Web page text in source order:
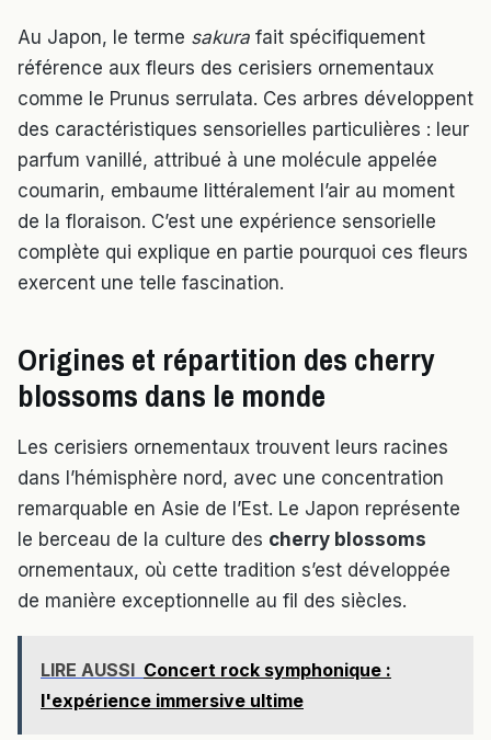
Au Japon, le terme sakura fait spécifiquement
référence aux fleurs des cerisiers ornementaux
comme le Prunus serrulata. Ces arbres développent
des caractéristiques sensorielles particulières : leur
parfum vanillé, attribué à une molécule appelée
coumarin, embaume littéralement l’air au moment
de la floraison. C’est une expérience sensorielle
complète qui explique en partie pourquoi ces fleurs
exercent une telle fascination.
Origines et répartition des cherry
blossoms dans le monde
Les cerisiers ornementaux trouvent leurs racines
dans l’hémisphère nord, avec une concentration
remarquable en Asie de l’Est. Le Japon représente
le berceau de la culture des cherry blossoms
ornementaux, où cette tradition s’est développée
de manière exceptionnelle au fil des siècles.
LIRE AUSSI Concert rock symphonique :
l'expérience immersive ultime